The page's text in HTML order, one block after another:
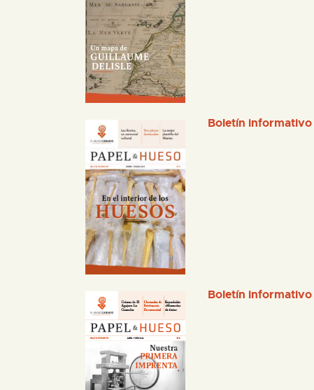
Boletín informativo
Boletín informativo